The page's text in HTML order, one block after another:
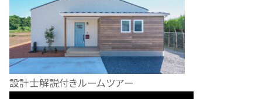
設計士解説付きルームツアー